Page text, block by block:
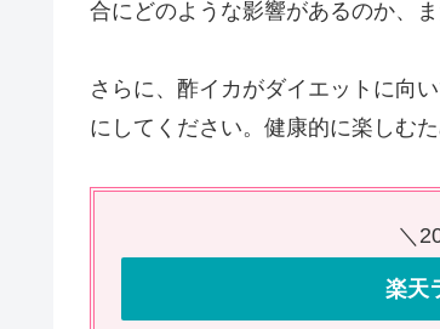
合にどのような影響があるのか、
さらに、酢イカがダイエットに向
にしてください。健康的に楽しむ
＼
楽天